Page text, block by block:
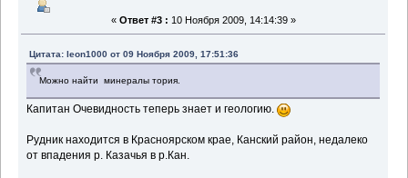
« Ответ #3 : 10 Ноября 2009, 14:14:39 »
Цитата: leon1000 от 09 Ноября 2009, 17:51:36
Можно найти минералы тория.
Капитан Очевидность теперь знает и геологию.
Рудник находится в Красноярском крае, Канский район, недалеко
от впадения р. Казачья в р.Кан.